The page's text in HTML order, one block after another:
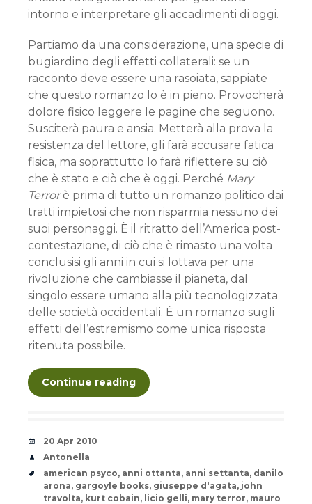
intorno e interpretare gli accadimenti di oggi.
Partiamo da una considerazione, una specie di
bugiardino degli effetti collaterali: se un
racconto deve essere una rasoiata, sappiate
che questo romanzo lo è in pieno. Provocherà
dolore fisico leggere le pagine che seguono.
Susciterà paura e ansia. Metterà alla prova la
resistenza del lettore, gli farà accusare fatica
fisica, ma soprattutto lo farà riflettere su ciò
che è stato e ciò che è oggi. Perché Mary
Terrorè prima di tutto un romanzo politico dai
tratti impietosi che non risparmia nessuno dei
suoi personaggi. È il ritratto dell’America post-
contestazione, di ciò che è rimasto una volta
conclusisi gli anni in cui si lottava per una
rivoluzione che cambiasse il pianeta, dal
singolo essere umano alla più tecnologizzata
delle società occidentali. È un romanzo sugli
effetti dell’estremismo come unica risposta
ritenuta possibile.
Continue reading
Date
20 Apr 2010
Author
Antonella
Tags
american psyco, anni ottanta, anni settanta, danilo
arona, gargoyle books, giuseppe d'agata, john
travolta, kurt cobain, licio gelli, mary terror, mauro